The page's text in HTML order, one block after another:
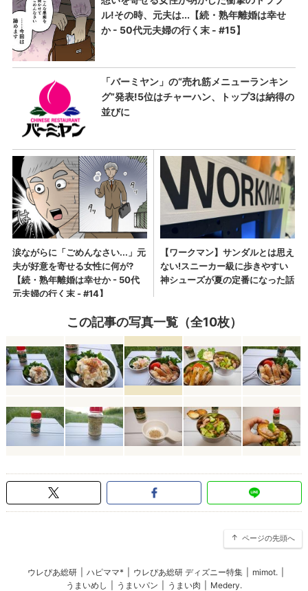
この記事の写真一覧（全10枚）
ページの先頭へ
ウレぴあ総研 ハピママ* ウレぴあ総研 ディズニー特集 mimot.
うまいめし
うまいパン うまい肉 Medery.